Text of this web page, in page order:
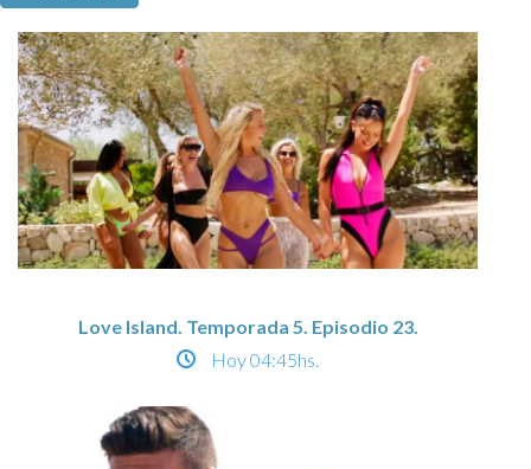
Love Island. Temporada 5. Episodio 23.
Hoy04:45hs.